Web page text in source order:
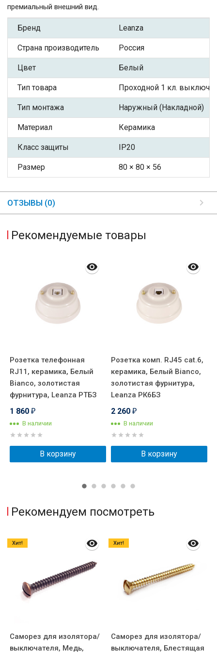
премиальный внешний вид.
Бренд Leanza
Страна производитель Россия
Цвет Белый
Тип товара Проходной 1 кл.
Тип монтажа Наружный (Накладной)
Материал Керамика
Класс защиты IP20
Размер 80 × 80 × 56
ОТЗЫВЫ (0)
Рекомендуемые товары
Розетка телефонная
RJ11, керамика, Белый
Bianco, золотистая
фурнитура, Leanza РТБЗ
1 860 ₽
В наличии
В корзину
Розетка комп. RJ45 cat.6,
керамика, Белый Вianco,
золотистая фурнитура,
Leanza РК6БЗ
2 260 ₽
В наличии
В корзину
Рекомендуем посмотреть
Саморез для изолятора/
выключателя, Медь,
Хит!
Саморез для изолятора/
выключателя, Блестящая
Хит!